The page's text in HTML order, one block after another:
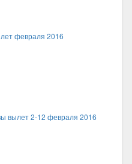
февраля 2016
вылет 2-12 февраля 2016